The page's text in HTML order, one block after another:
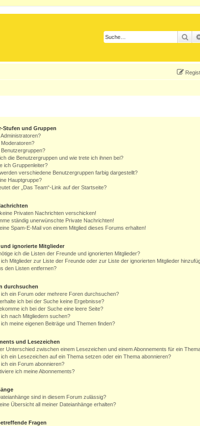
Stufen und Gruppen
die Benutzergruppen und wie trete ich ihnen bei?
ich Gruppenleiter?
verschiedene Benutzergruppen farbig dargestellt?
Hauptgruppe?
der „Das Team“-Link auf der Startseite?
Privaten Nachrichten verschicken!
ständig unerwünschte Private Nachrichten!
Spam-E-Mail von einem Mitglied dieses Forums erhalten!
ignorierte Mitglieder
ich die Listen der Freunde und ignorierten Mitglieder?
ich Mitglieder zur Liste der Freunde oder zur Liste der ignorierten Mitglieder
den Listen entfernen?
durchsuchen
ich ein Forum oder mehrere Foren durchsuchen?
ich bei der Suche keine Ergebnisse?
ich bei der Suche eine leere Seite?
nach Mitgliedern suchen?
meine eigenen Beiträge und Themen finden?
und Lesezeichen
Unterschied zwischen einem Lesezeichen und einem Abonnements für ein
ich ein Lesezeichen auf ein Thema setzen oder ein Thema abonnieren?
ein Forum abonnieren?
ich meine Abonnements?
sind in diesem Forum zulässig?
Übersicht all meiner Dateianhänge erhalten?
Fragen